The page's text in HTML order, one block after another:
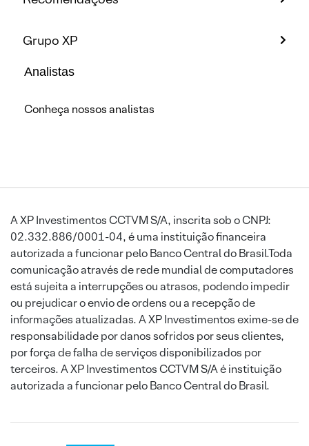
Grupo XP
Analistas
Conheça nossos analistas
A XP Investimentos CCTVM S/A, inscrita sob o CNPJ:
02.332.886/0001-04, é uma instituição financeira
autorizada a funcionar pelo Banco Central do Brasil.Toda
comunicação através de rede mundial de computadores
está sujeita a interrupções ou atrasos, podendo impedir
ou prejudicar o envio de ordens ou a recepção de
informações atualizadas. A XP Investimentos exime-se de
responsabilidade por danos sofridos por seus clientes,
por força de falha de serviços disponibilizados por
terceiros. A XP Investimentos CCTVM S/A é instituição
autorizada a funcionar pelo Banco Central do Brasil.